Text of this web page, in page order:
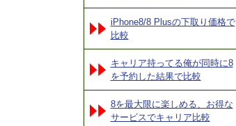
iPhone8/8 Plusの下取り価格で
比較
キャリア持ってる俺が同時に8
を予約した結果で比較
8を最大限に楽しめる、お得な
サービスでキャリア比較